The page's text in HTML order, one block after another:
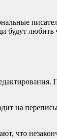
будут любить
на
что